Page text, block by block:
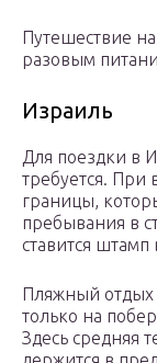
Путешествие
разовым
Израиль
Для поездки в
требуется. При
границы,
пребывания в
ставится штамп
Пляжный отдых
только на
Здесь средняя